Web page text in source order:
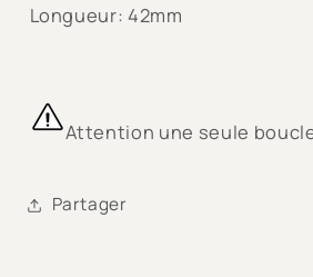
Longueur: 42mm
Attention une seule
Partager